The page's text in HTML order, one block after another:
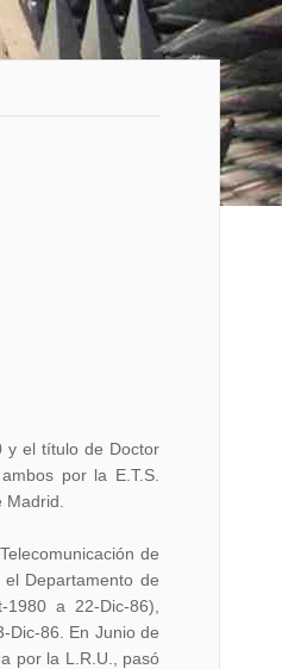
y el título de Doctor
por la E.T.S.
de
Departamento de
a 22-Dic-86),
Dic-86. En Junio de
por la L.R.U., pasó